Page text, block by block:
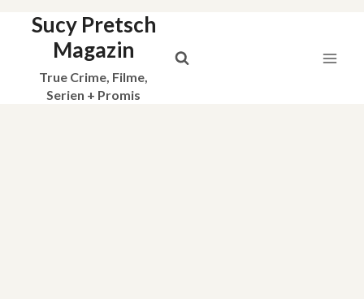
Sucy Pretsch
Magazin
True Crime, Filme,
Serien + Promis